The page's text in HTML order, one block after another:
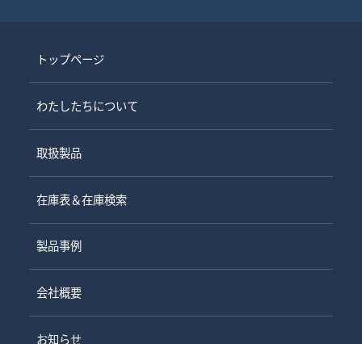
トップページ
わたしたちについて
取扱製品
在庫表＆在庫検索
製品事例
会社概要
お知らせ